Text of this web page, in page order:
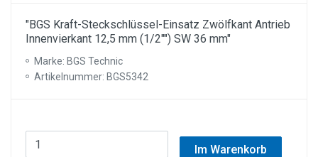
"BGS Kraft-Steckschlüssel-Einsatz Zwölfkant Antrieb
Innenvierkant 12,5 mm (1/2"") SW 36 mm"
Marke: BGS Technic
Artikelnummer: BGS5342
Im Warenkorb